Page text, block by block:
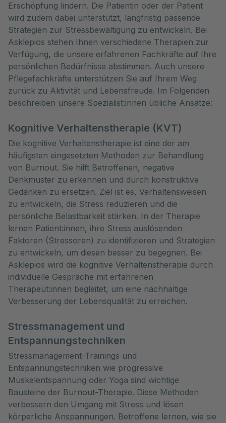
Erschöpfung lindern. Die Patientin oder der Patient
wird zudem dabei unterstützt, langfristig passende
Strategien zur Stressbewältigung zu entwickeln. Bei
Asklepios stehen Ihnen verschiedene Therapien zur
Verfügung, die unsere erfahrenen Fachkräfte auf Ihre
persönlichen Bedürfnisse abstimmen. Auch unsere
Pflegefachkräfte unterstützen Sie auf Ihrem Weg
zurück zu Aktivität und Lebensfreude. Im Folgenden
beschreiben unsere Spezialist:innen übliche Ansätze:
Kognitive Verhaltenstherapie (KVT)
Die kognitive Verhaltenstherapie ist eine der am
häufigsten eingesetzten Methoden zur Behandlung
von Burnout. Sie hilft Betroffenen, negative
Denkmuster zu erkennen und durch konstruktive
Gedanken zu ersetzen. Ziel ist es, Verhaltensweisen
zu entwickeln, die Stress reduzieren und die
persönliche Belastbarkeit stärken. In der Therapie
lernen Patient:innen, ihre Stress auslösenden
Faktoren (Stressoren) zu identifizieren und Strategien
zu entwickeln, um diesen besser zu begegnen. Bei
Asklepios wird die kognitive Verhaltenstherapie durch
individuelle Gespräche mit erfahrenen
Therapeut:innen begleitet, um eine nachhaltige
Verbesserung der Lebensqualität zu erreichen.
Stressmanagement und
Entspannungstechniken
Stressmanagement-Trainings und
Entspannungstechniken wie progressive
Muskelentspannung oder Yoga sind wichtige
Bausteine der Burnout-Therapie. Diese Methoden
verbessern den Umgang mit Stress und lösen
körperliche Anspannungen. Betroffene lernen, wie sie